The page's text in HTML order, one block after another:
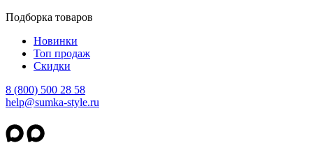
Подборка товаров
Новинки
Топ продаж
Скидки
8 (800) 500 28 58
help@sumka-style.ru